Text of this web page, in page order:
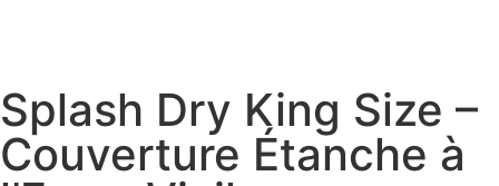
Splash Dry King Size –
Couverture Étanche à